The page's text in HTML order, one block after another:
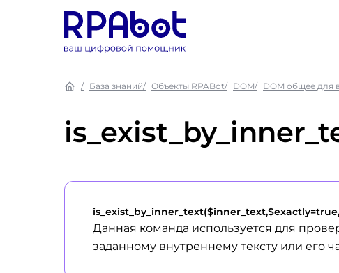
База знаний Объекты RPABot DOM DOM общее для
Данная команда используется для
заданному внутреннему тексту или его